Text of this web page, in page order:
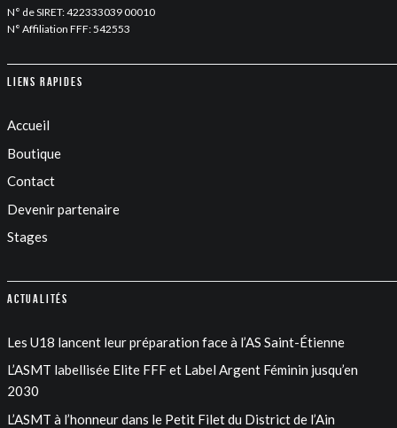
N° de SIRET: 422333039 00010
N° Affiliation FFF: 542553
Liens rapides
Accueil
Boutique
Contact
Devenir partenaire
Stages
Actualités
Les U18 lancent leur préparation face à l’AS Saint-Étienne
L’ASMT labellisée Elite FFF et Label Argent Féminin jusqu’en
2030
L’ASMT à l’honneur dans le Petit Filet du District de l’Ain